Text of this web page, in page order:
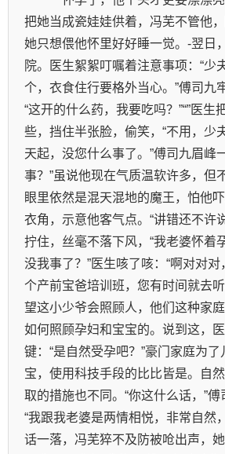
把她当成瓷娃娃供着，冯芜不管他，
她只想偎他怀里好好睡一觉。-翌日
院。医生絮絮叮嘱着注意事项：“少
个，衣食住行要格外当心。”傅司九
“这开的什么药，我要吃吗？”“”医生
些，挡住半张脸，偷笑，“不用，少
天起，没您什么事了。”傅司九眉峰
事？”虽说他现在气质温软许多，但
眼里依然是混天混地的魔王，怕他
衣角，示意他客气点。“讲错还不许
拧住，丝毫不落下风，“我老婆怀着
没我事了？”医生咳了咳：“啊对对
个产前宝爸培训班，您有时间就去
望这小少爷会照顾人，他们这种家
如何照顾孕妇和宝宝的。说到这，
键：“是自然受孕吧？”豪门家庭为
宝，使用科技手段的比比皆是。自
取的措施也不同。“你这什么话，”傅
“我跟我老婆是两情相悦，非常自然
话一落，冯芜猝不及防被呛出声，